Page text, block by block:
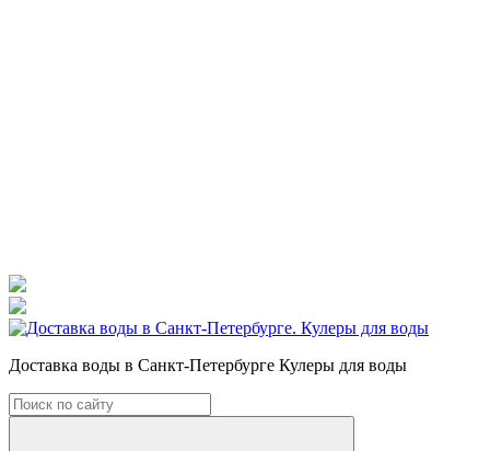
Доставка воды в Санкт-Петербурге Кулеры для воды